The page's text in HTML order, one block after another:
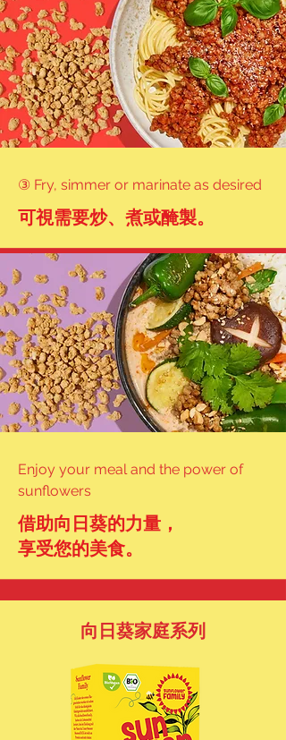
燒餅
(Shao Bing / Sesame
Flatbread with Filling)
③ Fry, simmer or marinate as desired
可視需要炒、煮或醃製。
Enjoy your meal and the power of
sunflowers
借助向日葵的力量，
享受您的美食。
向日葵家庭系列